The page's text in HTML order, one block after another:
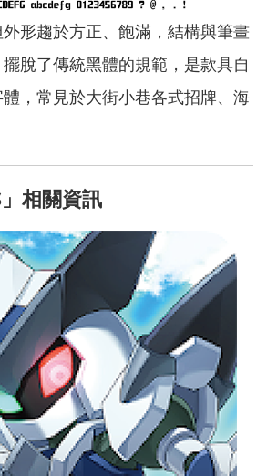
形趨於方正、飽滿，結構與筆畫
脫了傳統黑體的規範，是款具自
，常見於大街小巷各式招牌、海
相關資訊